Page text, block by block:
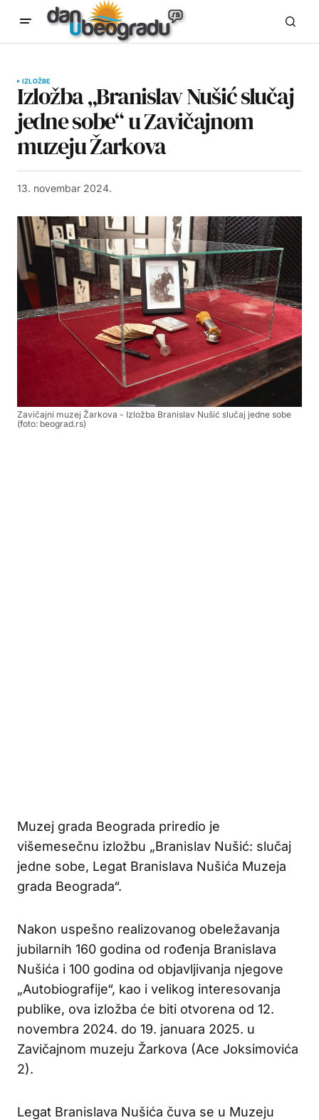
IZLOŽBE
Izložba „Branislav Nušić slučaj
jedne sobe“ u Zavičajnom
muzeju Žarkova
13. novembar 2024.
Zavičajni muzej Žarkova - Izložba Branislav Nušić slučaj jedne sobe
(foto: beograd.rs)
Muzej grada Beograda priredio je
višemesečnu izložbu „Branislav Nušić: slučaj
jedne sobe, Legat Branislava Nušića Muzeja
grada Beograda“.
Nakon uspešno realizovanog obeležavanja
jubilarnih 160 godina od rođenja Branislava
Nušića i 100 godina od objavljivanja njegove
„Autobiografije“, kao i velikog interesovanja
publike, ova izložba će biti otvorena od 12.
novembra 2024. do 19. januara 2025. u
Zavičajnom muzeju Žarkova (Ace Joksimovića
2).
Legat Branislava Nušića čuva se u Muzeju